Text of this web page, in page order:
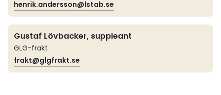
henrik.andersson@lstab.se
Gustaf Lövbacker, suppleant
GLG-frakt
frakt@glgfrakt.se